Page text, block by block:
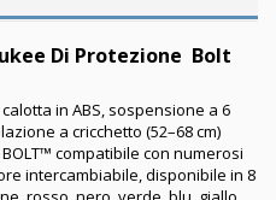
Di Protezione Bolt
in ABS, sospensione a 6
a cricchetto (52–68 cm)
compatibile con numerosi
intercambiabile, disponibile in 8